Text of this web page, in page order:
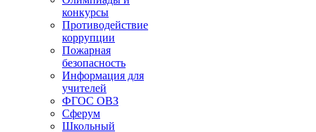
конкурсы
Противодействие
коррупции
Пожарная
безопасность
Информация для
учителей
ФГОС ОВЗ
Сферум
Школьный